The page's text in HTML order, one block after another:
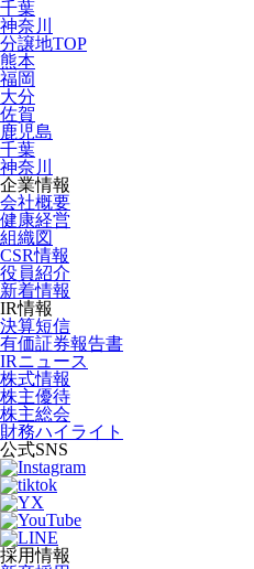
千葉
神奈川
分譲地TOP
熊本
福岡
大分
佐賀
鹿児島
千葉
神奈川
企業情報
会社概要
健康経営
組織図
CSR情報
役員紹介
新着情報
IR情報
決算短信
有価証券報告書
IRニュース
株式情報
株主優待
株主総会
財務ハイライト
公式SNS
採用情報